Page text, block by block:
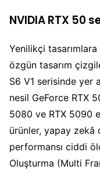
NVIDIA RTX 50
Yenilikçi tasarımlara
özgün tasarım
S6 V1 serisinde yer
nesil GeForce RTX
5080 ve RTX 5090
ürünler, yapay
performansı ciddi
Oluşturma (Multi